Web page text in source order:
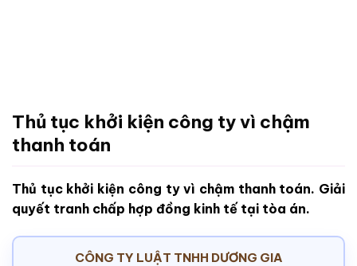
Thủ tục khởi kiện công ty vì chậm
thanh toán
Thủ tục khởi kiện công ty vì chậm thanh toán. Giải
quyết tranh chấp hợp đồng kinh tế tại tòa án.
CÔNG TY LUẬT TNHH DƯƠNG GIA